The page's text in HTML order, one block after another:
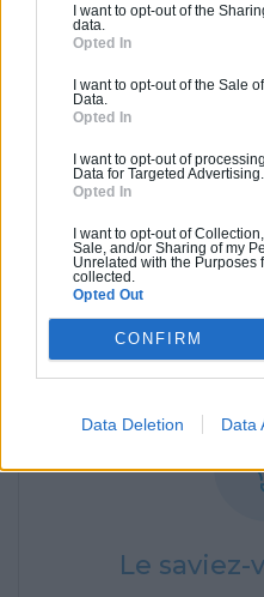
I want to opt-out of the
data.
Opted In
I want to opt-out of the Sale
Data.
Opted In
I want to opt-out of
Data for Targeted Advertising.
Opted In
I want to opt-out of
Sale, and/or Sharing of my
Unrelated with the Purposes
collected.
Opted Out
CONFIRM
Data Deletion Data
cependant assez
grande surface de sol à
la pose du pare-vapeur et
les méfaits de l’humidité.
impeccables.
Le saviez-